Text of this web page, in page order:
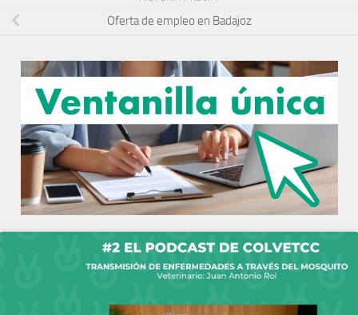
Oferta de empleo en Badajoz